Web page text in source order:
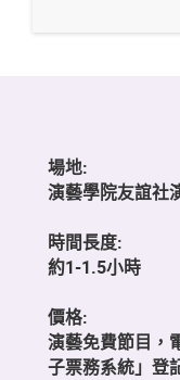
場地:
演藝學院友誼社
時間長度:
約1-1.5小時
價格:
演藝免費節目，
子票務系統」登